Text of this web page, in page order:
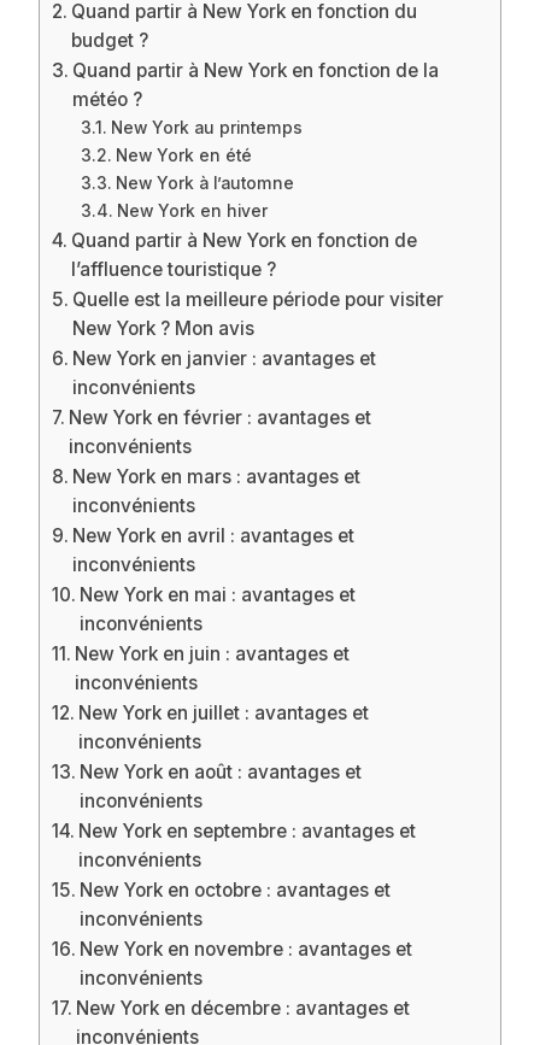
Quand partir à New York en fonction du
budget ?
Quand partir à New York en fonction de la
météo ?
New York au printemps
New York en été
New York à l’automne
New York en hiver
Quand partir à New York en fonction de
l’affluence touristique ?
Quelle est la meilleure période pour visiter
New York ? Mon avis
New York en janvier : avantages et
inconvénients
New York en février : avantages et
inconvénients
New York en mars : avantages et
inconvénients
New York en avril : avantages et
inconvénients
New York en mai : avantages et
inconvénients
New York en juin : avantages et
inconvénients
New York en juillet : avantages et
inconvénients
New York en août : avantages et
inconvénients
New York en septembre : avantages et
inconvénients
New York en octobre : avantages et
inconvénients
New York en novembre : avantages et
inconvénients
New York en décembre : avantages et
inconvénients